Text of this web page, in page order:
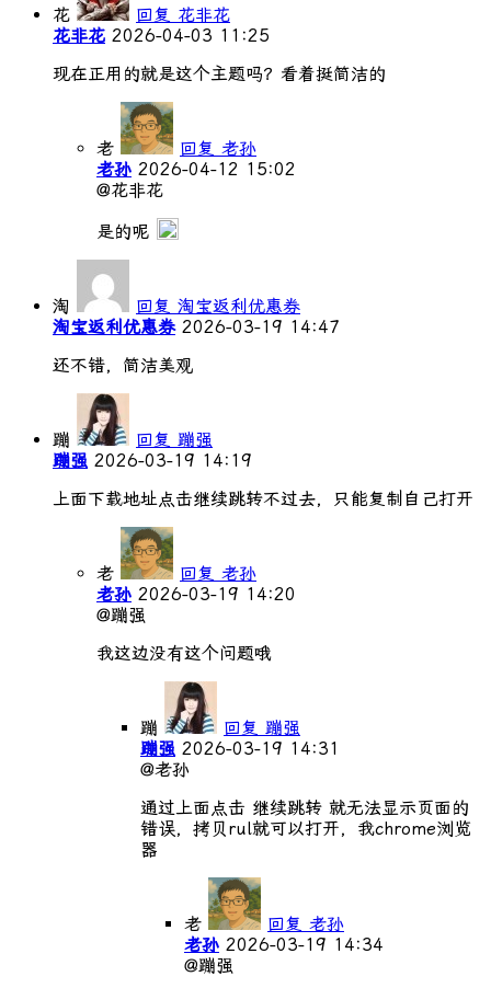
花
回复 花非花
花非花 2026-04-03 11:25
现在正用的就是这个主题吗？看着挺简洁的
老
回复 老孙
老孙 2026-04-12 15:02
@花非花
是的呢
淘
回复 淘宝返利优惠券
淘宝返利优惠券 2026-03-19 14:47
还不错，简洁美观
蹦
回复 蹦强
蹦强 2026-03-19 14:19
上面下载地址点击继续跳转不过去，只能复制自己打开
老
回复 老孙
老孙 2026-03-19 14:20
@蹦强
我这边没有这个问题哦
蹦
回复 蹦强
蹦强 2026-03-19 14:31
@老孙
通过上面点击 继续跳转 就无法显示页面的
错误，拷贝rul就可以打开，我chrome浏览
器
老
回复 老孙
老孙 2026-03-19 14:34
@蹦强